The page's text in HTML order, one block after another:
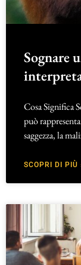
Sognare
Cosa Significa
può
saggezza, la
SCOPRI DI PIÙ